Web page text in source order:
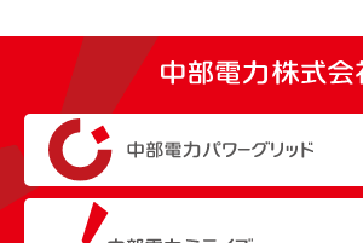
（新しいウィンドウを開きます）